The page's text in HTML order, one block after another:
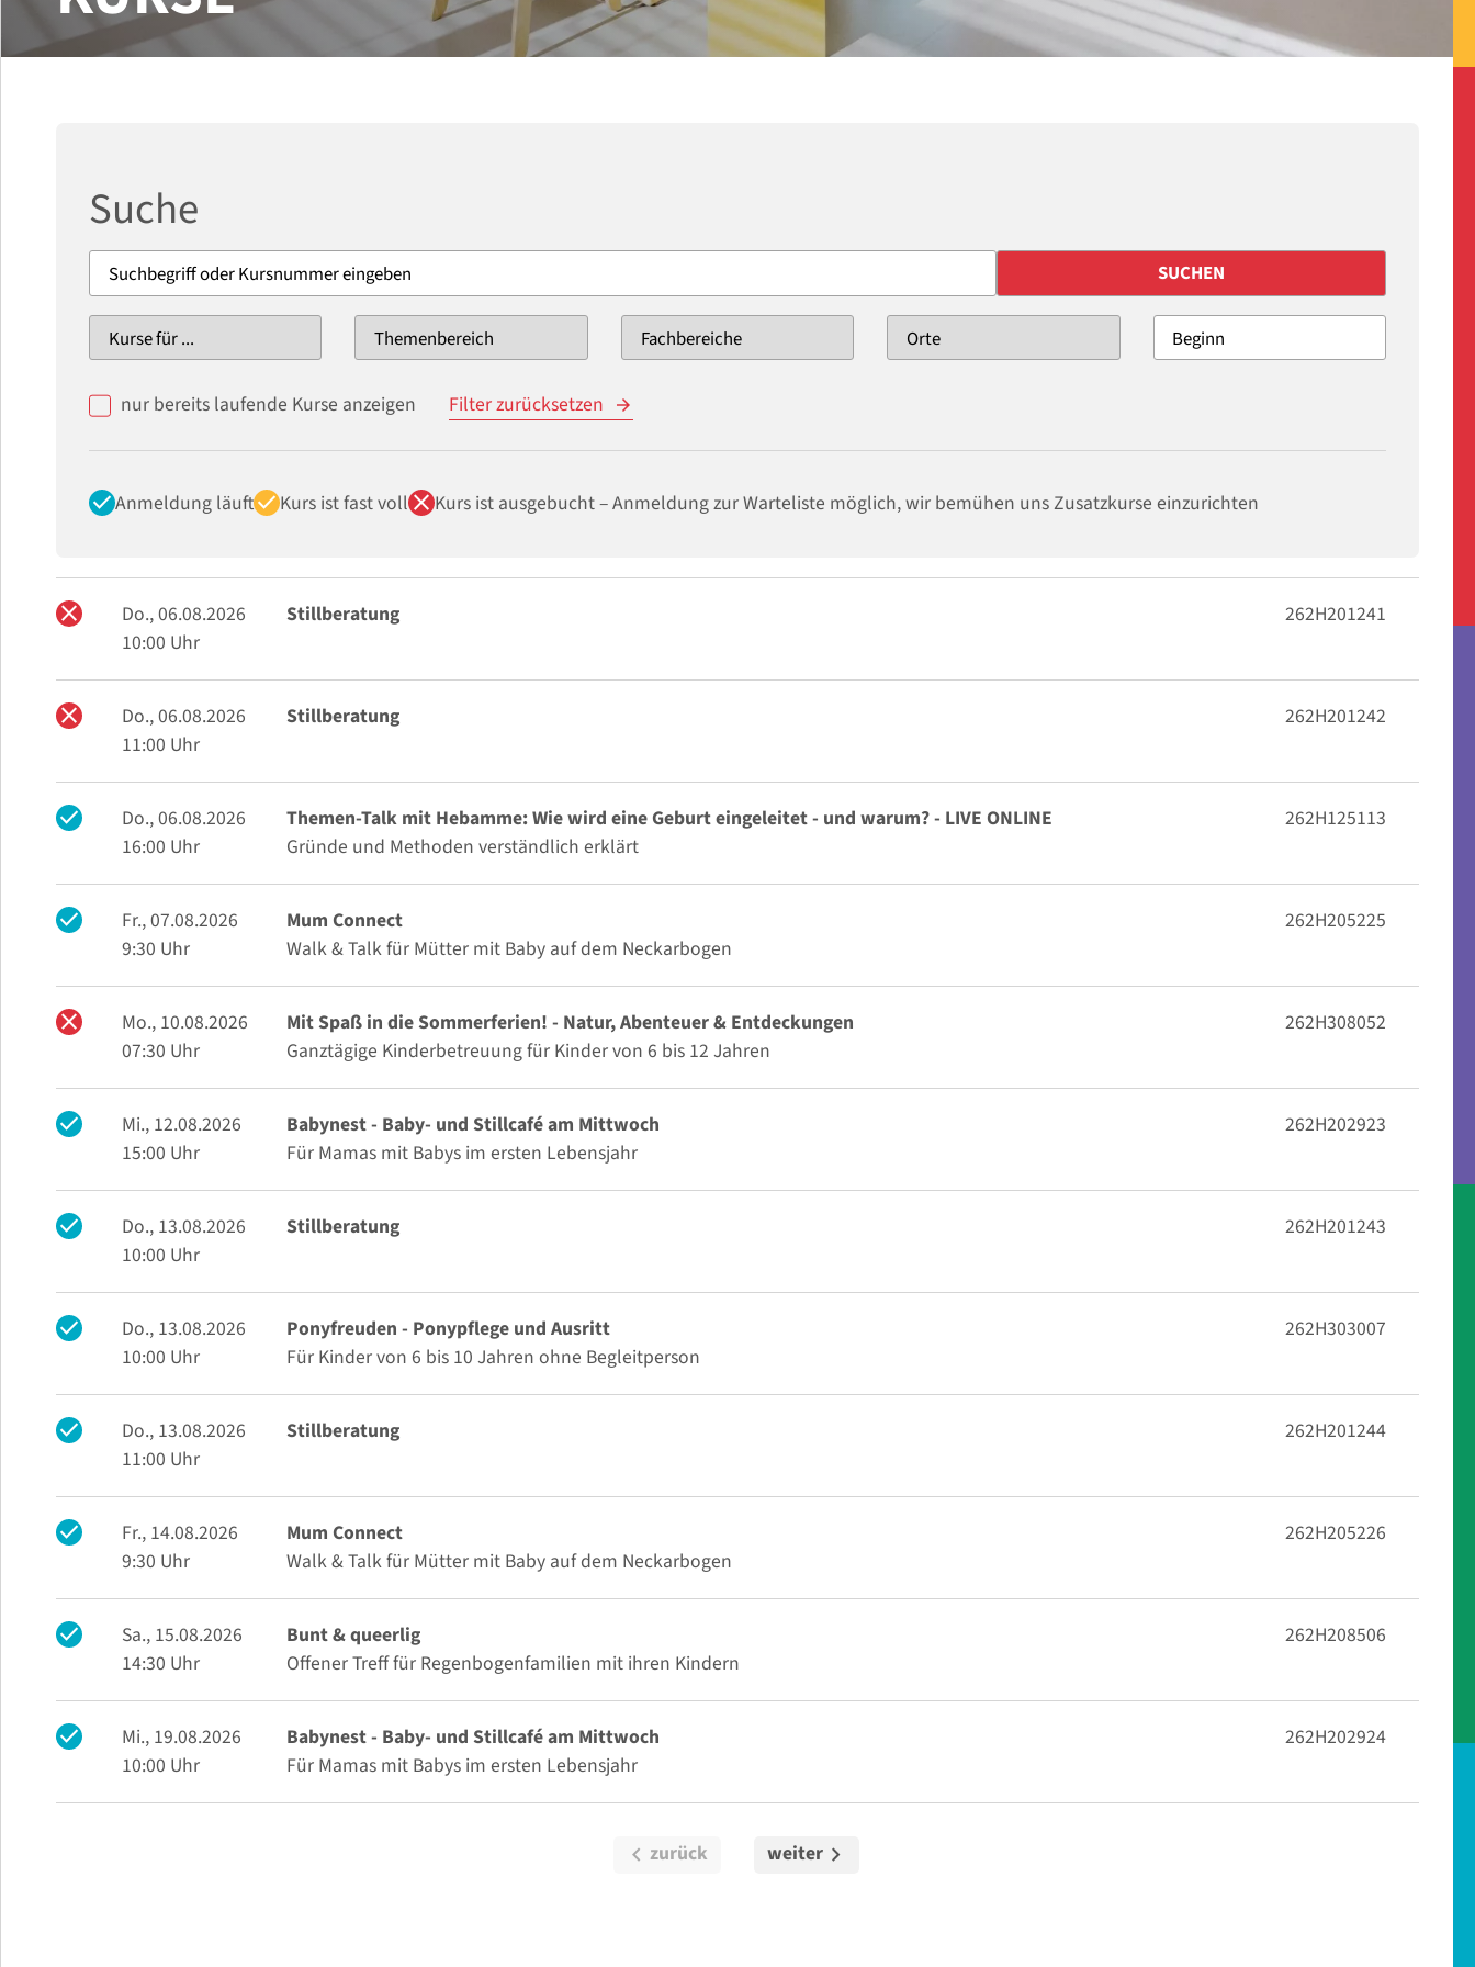
Suche
SUCHEN
nur bereits laufende Kurse anzeigen Filter zurücksetzen
checkAnmeldung läuftcheckKurs ist fast vollcloseKurs ist ausgebucht – Anmeldung zur Warteliste möglich, wir bemühen uns Zusatzkurse einzurichten
close
Do., 06.08.2026
10:00 Uhr
Stillberatung 262H201241
close
Do., 06.08.2026
11:00 Uhr
Stillberatung 262H201242
check
Do., 06.08.2026
16:00 Uhr
Themen-Talk mit Hebamme: Wie wird eine Geburt eingeleitet - und warum? - LIVE ONLINE
Gründe und Methoden verständlich erklärt
262H125113
check
Fr., 07.08.2026
9:30 Uhr
Mum Connect
Walk & Talk für Mütter mit Baby auf dem Neckarbogen
262H205225
close
Mo., 10.08.2026
07:30 Uhr
Mit Spaß in die Sommerferien! - Natur, Abenteuer & Entdeckungen
Ganztägige Kinderbetreuung für Kinder von 6 bis 12 Jahren
262H308052
check
Mi., 12.08.2026
15:00 Uhr
Babynest - Baby- und Stillcafé am Mittwoch
Für Mamas mit Babys im ersten Lebensjahr
262H202923
check
Do., 13.08.2026
10:00 Uhr
Stillberatung 262H201243
check
Do., 13.08.2026
10:00 Uhr
Ponyfreuden - Ponypflege und Ausritt
Für Kinder von 6 bis 10 Jahren ohne Begleitperson
262H303007
check
Do., 13.08.2026
11:00 Uhr
Stillberatung 262H201244
check
Fr., 14.08.2026
9:30 Uhr
Mum Connect
Walk & Talk für Mütter mit Baby auf dem Neckarbogen
262H205226
check
Sa., 15.08.2026
14:30 Uhr
Bunt & queerlig
Offener Treff für Regenbogenfamilien mit ihren Kindern
262H208506
check
Mi., 19.08.2026
10:00 Uhr
Babynest - Baby- und Stillcafé am Mittwoch
Für Mamas mit Babys im ersten Lebensjahr
262H202924
chevron_left zurück weiter chevron_right